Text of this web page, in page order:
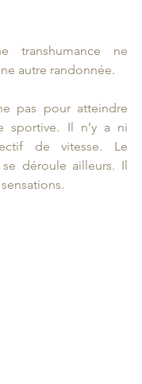
transhumance ne
autre randonnée.
pas pour atteindre
sportive. Il n’y a ni
de vitesse. Le
déroule ailleurs. Il